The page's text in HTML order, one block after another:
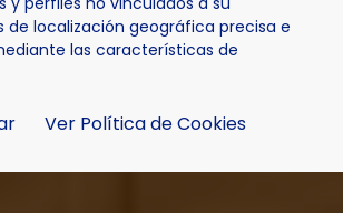
de localización geográfica precisa e
las características de
Ver Política de Cookies